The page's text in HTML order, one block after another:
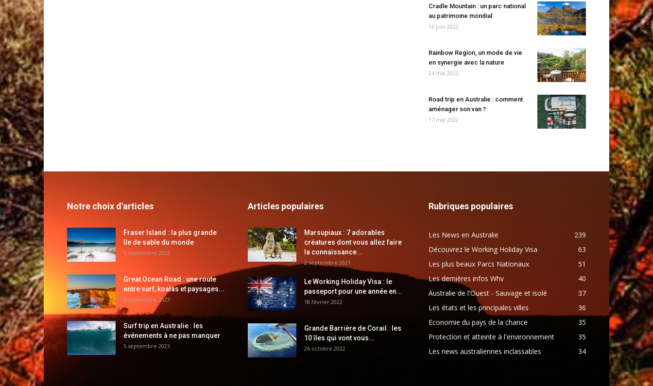
Cradle Mountain : un parc national
au patrimoine mondial
16 juin 2022
Rainbow Region, un mode de vie
en synergie avec la nature
24 mai 2022
Road trip en Australie : comment
aménager son van ?
17 mai 2022
Notre choix d'articles
Fraser Island : la plus grande
île de sable du monde
5 septembre 2023
Great Ocean Road : une route
entre surf, koalas et paysages...
5 septembre 2023
Surf trip en Australie : les
événements à ne pas manquer
5 septembre 2023
Articles populaires
Marsupiaux : 7 adorables
créatures dont vous allez faire
la connaissance...
2 septembre 2021
Le Working Holiday Visa : le
passeport pour une année en...
18 février 2022
Grande Barrière de Corail : les
10 îles qui vont vous...
26 octobre 2022
Rubriques populaires
Les News en Australie
239
Découvrez le Working Holiday Visa
63
Les plus beaux Parcs Nationaux
51
Les dernières infos Whv
40
Australie de l'Ouest - Sauvage et isolé
37
Les états et les principales villes
36
Economie du pays de la chance
35
Protection et atteinte à l'environnement
35
Les news australiennes inclassables
34